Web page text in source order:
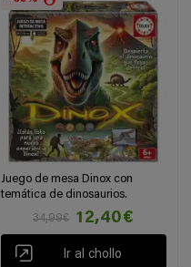
Juego de mesa Dinox con
temática de dinosaurios.
34,99€
12,40€
Ir al chollo